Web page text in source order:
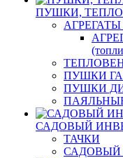
ПУШКИ,
ПУШКИ
ПУШКИ
САДОВЫЙ
ТАЧКИ
САДОВЫЙ